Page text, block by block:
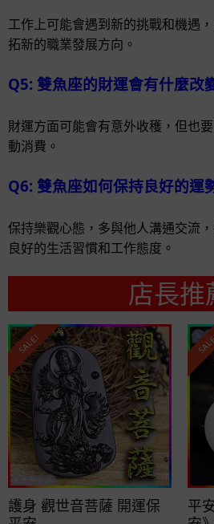
工作上可能會遇到新的挑戰和機遇
拓新的職業發展方向。
Q5: 雙魚座的財運會有什麼改
財運方面可能會有意外收穫，但也
動消費。
Q6: 雙魚座如何保持良好的運
保持樂觀心態，多與他人溝通交流
良好的生活習慣和工作態度。
店長推
SALE!
護身 觀世音菩薩 開運保
平